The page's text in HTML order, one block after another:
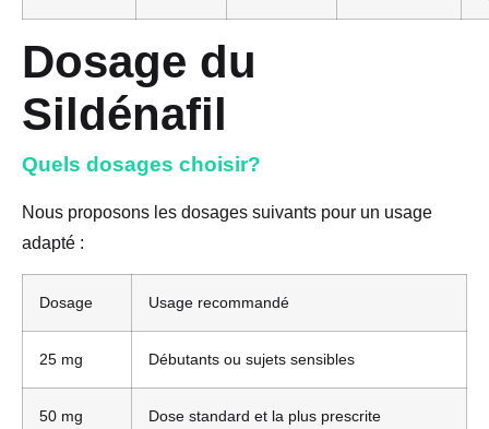
Dosage du
Sildénafil
Quels dosages choisir?
Nous proposons les dosages suivants pour un usage
adapté :
Dosage Usage recommandé
25 mg Débutants ou sujets sensibles
50 mg Dose standard et la plus prescrite